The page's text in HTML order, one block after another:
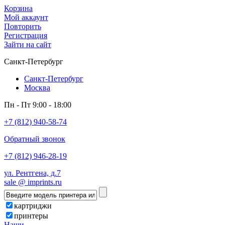
Корзина
Мой аккаунт
Повторить
Регистрация
Зайти на сайт
Санкт-Петербург
Санкт-Петербург
Москва
Пн - Пт 9:00 - 18:00
+7 (812) 940-58-74
Обратный звонок
+7 (812) 946-28-19
ул. Рентгена, д.7
sale @ imprints.ru
картриджи
принтеры